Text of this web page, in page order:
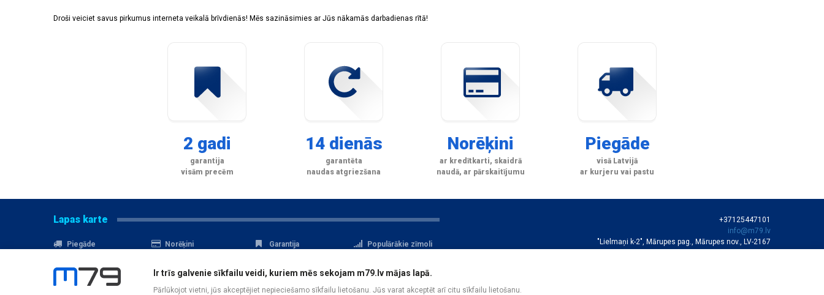
Droši veiciet savus pirkumus interneta veikalā brīvdienās! Mēs sazināsimies ar Jūs nākamās darbadienas rītā!
2 gadi
garantija
visām precēm
14 dienās
garantēta
naudas atgriezšana
Norēķini
ar kredītkarti, skaidrā
naudā, ar pārskaitījumu
Piegāde
visā Latvijā
ar kurjeru vai pastu
Lapas karte
Piegāde
Norēķini
Akcijas
Serviss
Garantija
Populārākie zīmoli
Datu aizsardzība
Reģistrācija
+37125447101
info@m79.lv
"Lielmaņi k-2", Mārupes pag., Mārupes nov., LV-2167
Ir trīs galvenie sīkfailu veidi, kuriem mēs sekojam m79.lv mājas lapā.
Pārlūkojot vietni, jūs akceptējiet nepieciešamo sīkfailu lietošanu. Jūs varat akceptēt arī citu sīkfailu lietošanu.